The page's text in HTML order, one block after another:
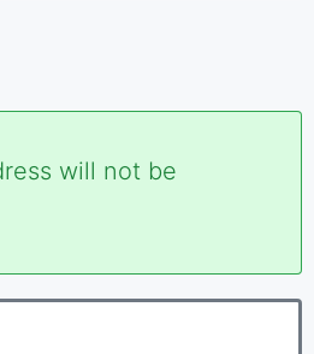
will not be